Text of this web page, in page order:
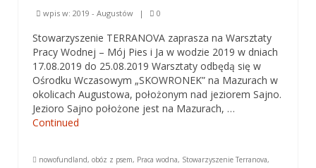
O hodowli
Pielęgnacja
Wychowanie
wpis w: 2019 - Augustów | 0
Stowarzyszenie TERRANOVA zaprasza na Warsztaty
Pracy Wodnej – Mój Pies i Ja w wodzie 2019 w dniach
17.08.2019 do 25.08.2019 Warsztaty odbędą się w
Ośrodku Wczasowym „SKOWRONEK” na Mazurach w
okolicach Augustowa, położonym nad jeziorem Sajno.
Jezioro Sajno położone jest na Mazurach, …
Continued
nowofundland, obóz z psem, Praca wodna, Stowarzyszenie Terranova,